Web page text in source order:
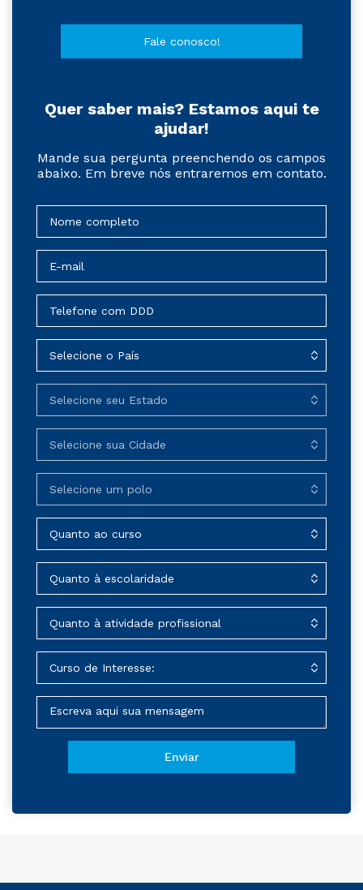
Fale conosco!
Quer saber mais? Estamos aqui te
ajudar!
Mande sua pergunta preenchendo os campos
abaixo. Em breve nós entraremos em contato.